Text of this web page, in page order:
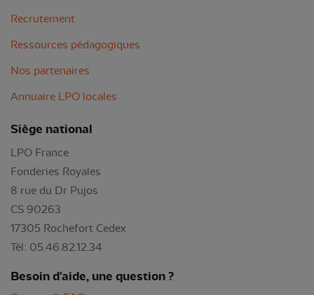
Recrutement
Ressources pédagogiques
Nos partenaires
Annuaire LPO locales
Siège national
LPO France
Fonderies Royales
8 rue du Dr Pujos
CS 90263
17305 Rochefort Cedex
Tél: 05.46.82.12.34
Besoin d'aide, une question ?